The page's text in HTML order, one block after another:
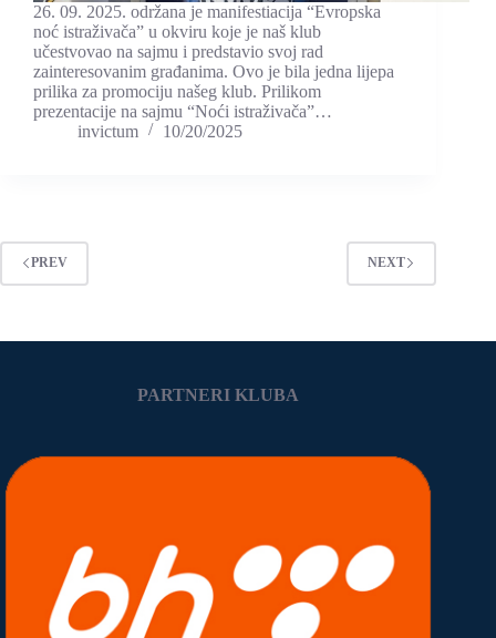
26. 09. 2025. održana je manifestiacija “Evropska
noć istraživača” u okviru koje je naš klub
učestvovao na sajmu i predstavio svoj rad
zainteresovanim građanima. Ovo je bila jedna lijepa
prilika za promociju našeg klub. Prilikom
prezentacije na sajmu “Noći istraživača”…
invictum
10/20/2025
PREV NEXT
PARTNERI KLUBA